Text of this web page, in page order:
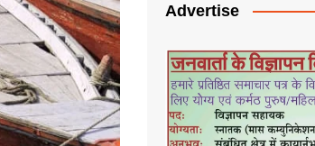
Advertise